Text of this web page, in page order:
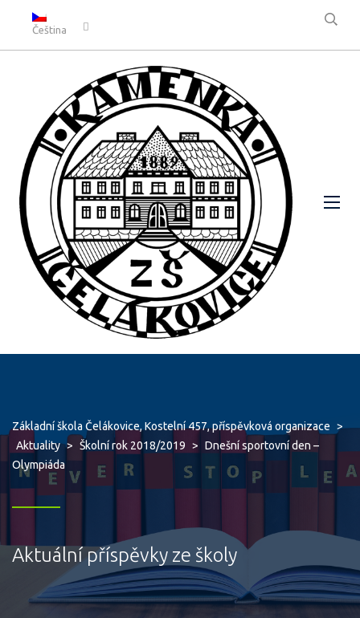
Čeština
Základní škola Čelákovice, Kostelní 457, příspěvková organizace >
Aktuality > Školní rok 2018/2019 > Dnešní sportovní den –
Olympiáda
Aktuální příspěvky ze školy